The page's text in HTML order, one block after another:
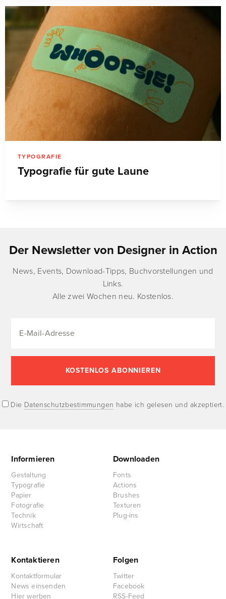
TYPOGRAFIE
Typografie für gute Laune
Der Newsletter von Designer in Action
News, Events, Download-Tipps, Buchvorstellungen und
Links.
Alle zwei Wochen neu. Kostenlos.
Die Datenschutzbestimmungen habe ich gelesen und akzeptiert.
Informieren
Gestaltung
Typografie
Papier
Fotografie
Technik
Wirtschaft
Downloaden
Fonts
Actions
Brushes
Texturen
Plug-ins
Kontaktieren
Kontaktformular
News einsenden
Hier werben
Folgen
Twitter
Facebook
RSS-Feed